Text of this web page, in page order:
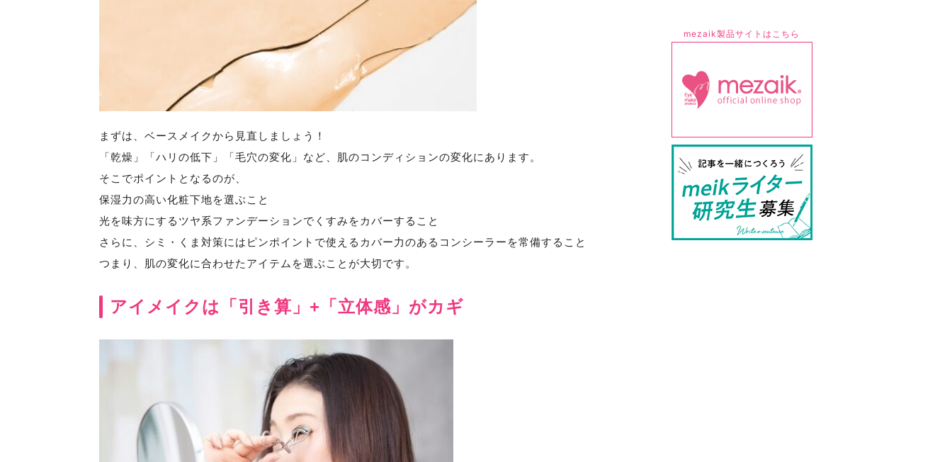
まずは、ベースメイクから見直しましょう！
「乾燥」「ハリの低下」「毛穴の変化」など、肌のコンディションの変化にあります。
そこでポイントとなるのが、
保湿力の高い化粧下地を選ぶこと
光を味方にするツヤ系ファンデーションでくすみをカバーすること
さらに、シミ・くま対策にはピンポイントで使えるカバー力のあるコンシーラーを常備すること
つまり、肌の変化に合わせたアイテムを選ぶことが大切です。
アイメイクは「引き算」+「立体感」がカギ
mezaik製品サイトはこちら